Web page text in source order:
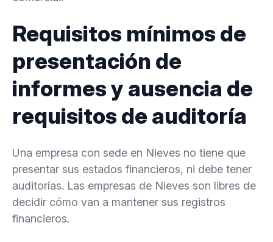
Requisitos mínimos de
presentación de
informes y ausencia de
requisitos de auditoría
Una empresa con sede en Nieves no tiene que
presentar sus estados financieros, ni debe tener
auditorías. Las empresas de Nieves son libres de
decidir cómo van a mantener sus registros
financieros.